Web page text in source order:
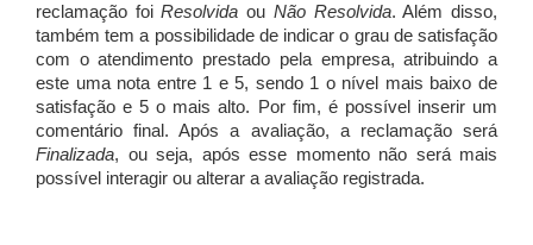
reclamação foiResolvida ou Não Resolvida. Além disso,
também tem a possibilidade de indicar o grau de satisfação
com o atendimento prestado pela empresa, atribuindo a
este uma nota entre 1 e 5, sendo 1 o nível mais baixo de
satisfação e 5 o mais alto. Por fim, é possível inserir um
comentário final. Após a avaliação, a reclamação será
Finalizada, ou seja, após esse momento não será mais
possível interagir ou alterar a avaliação registrada.